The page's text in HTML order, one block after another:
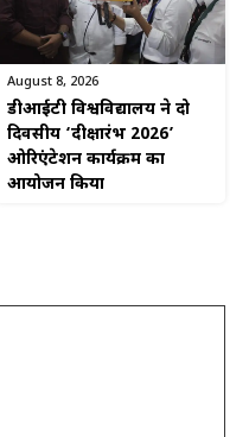
August 8, 2026
डीआईटी विश्वविद्यालय ने दो
दिवसीय ‘दीक्षारंभ 2026’
ओरिएंटेशन कार्यक्रम का
आयोजन किया